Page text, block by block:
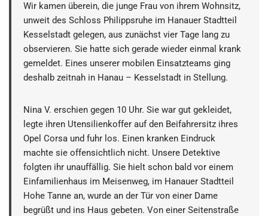
Wir kamen überein, die junge Frau von ihrem Wohnsitz,
unweit des Schloss Philippsruhe im Hanauer Stadtteil
Kesselstadt gelegen, aus zunächst vier Tage lang zu
observieren. Sie hatte sich gerade wieder einmal krank
gemeldet. Eines unserer mobilen Einsatzteams ging
deshalb zeitnah in Hanau – Kesselstadt in Stellung.
Nina V. erschien gegen 10 Uhr. Sie war gut gekleidet,
legte ihren Utensilienkoffer auf den Beifahrersitz ihres
Opel Corsa und fuhr los. Einen kranken Eindruck
machte sie offensichtlich nicht. Unsere Detektive
folgten ihr unauffällig. Sie hielt schon bald vor einem
Einfamilienhaus im Meisenweg, im Hanauer Stadtteil
Hohe Tanne an, wurde an der Tür von einer Dame
begrüßt und ins Haus gebeten. Von einer Seitenstraße